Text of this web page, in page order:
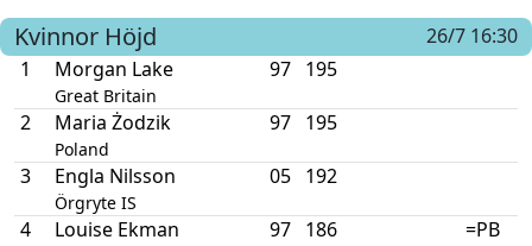
Kvinnor Höjd
26/7 16:30
1
Morgan Lake
Great Britain
97 195
2 Maria Żodzik
Poland
97 195
3 Engla Nilsson
Örgryte IS
05 192
4 Louise Ekman 97 186 =PB